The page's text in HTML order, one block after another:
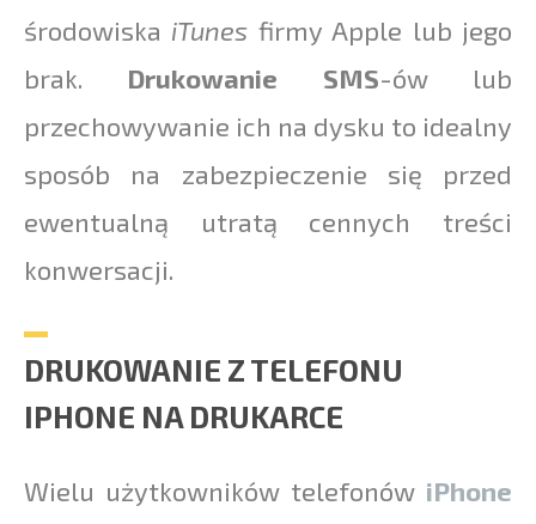
środowiska iTunes firmy Apple lub jego
brak. Drukowanie SMS-ów lub
przechowywanie ich na dysku to idealny
sposób na zabezpieczenie się przed
ewentualną utratą cennych treści
konwersacji.
DRUKOWANIE Z TELEFONU
IPHONE NA DRUKARCE
Wielu użytkowników telefonów iPhone